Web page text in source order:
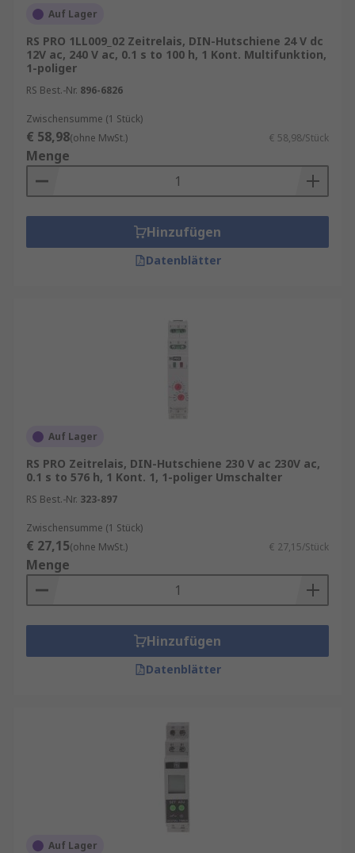
eine garantierte Lieferung am nächsten Werktag
kostenfreie Lieferung finden Sie auf der
jeweiligen Produktseite.
RS ist Ihr Ansprechpartner für
Bestandsmanagement mit unseren
Solutions.
Zeitverzögerungsrelais:
Einsatzbereiche und Vorteile
Im Gegensatz zu herkömmlichen Relais schalten
Zeitverzögerungsrelais ihre Kontakte nicht
Intervallen. Die integrierte Elektronik oder
Mechanik sorgt dabei für präzise Steuerzeiten,
wodurch komplexe Prozessabläufe automatisiert
und optimiert werden können.
gesteuerte Schaltfolgen erforderlich sind – z. B.:
Fördertechnik: Zeitlich abgestimmte Start-
und Stoppvorgänge
Beleuchtungssteuerung
für Treppenhäuser oder Flure
Motorsteuerung
Stillstandsverzögerungen
Freigaben oder Unterbrechungen
OEM-Geräte & Schaltschränke: präzise
Zeitsteuerung auf kleinem Raum
Auf Lager
RS PRO 1LL009_02 Zeitrelais, DIN-Hutschiene 24 V dc
12V ac, 240 V ac, 0.1 s to 100 h, 1 Kont. Multifunktion,
1-poliger
RS Best.-Nr. 896-6826
Zwischensumme (1 Stück)
€ 58,98(ohne MwSt.) € 58,98/Stück
Menge
Hinzufügen
Datenblätter
Auf Lager
RS PRO Zeitrelais, DIN-Hutschiene 230 V ac 230V ac,
0.1 s to 576 h, 1 Kont. 1, 1-poliger Umschalter
RS Best.-Nr. 323-897
Zwischensumme (1 Stück)
€ 27,15(ohne MwSt.) € 27,15/Stück
Menge
Hinzufügen
Datenblätter
Auf Lager